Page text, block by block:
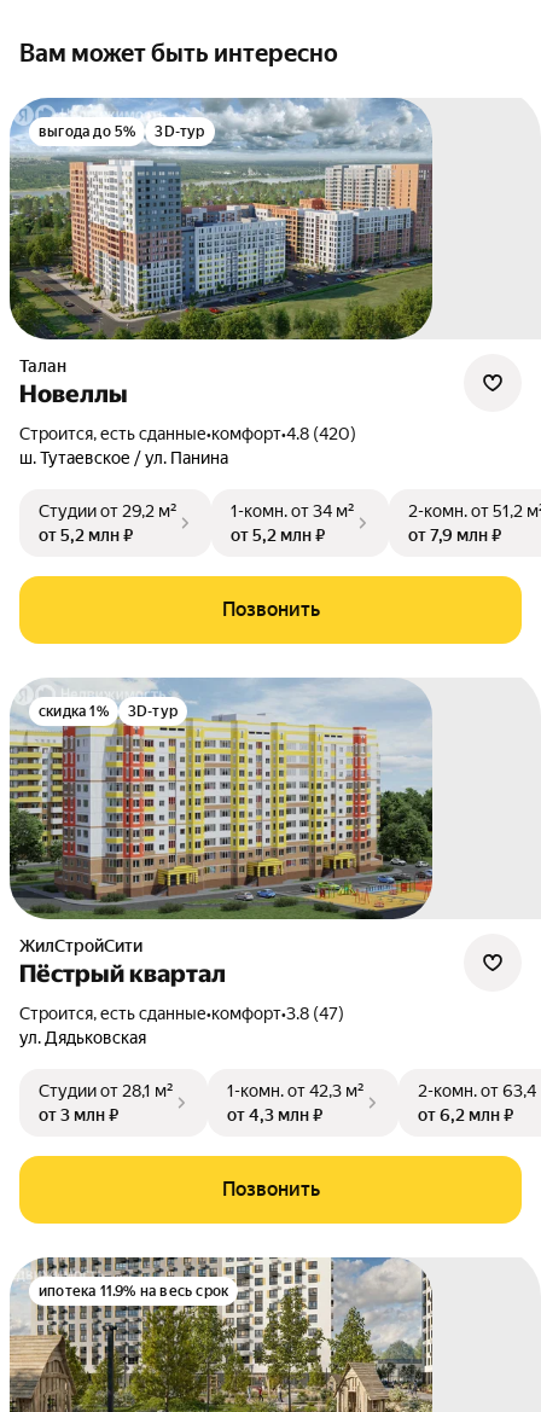
Вам может быть интересно
выгода до 5% 3D-тур
Талан
Новеллы
Строится, есть сданные•комфорт•4.8 (420)
ш. Тутаевское / ул. Панина
Студииот 29,2 м²
от 5,2 млн ₽
1-комн.от 34 м²
от 5,2 млн ₽
2-комн.от 51,2
от 7,9 млн ₽
Позвонить
скидка 1% 3D-тур
ЖилСтройСити
Пёстрый квартал
Строится, есть сданные•комфорт•3.8 (47)
ул. Дядьковская
Студииот 28,1 м²
от 3 млн ₽
1-комн.от 42,3 м²
от 4,3 млн ₽
2-комн.от 63,4
от 6,2 млн ₽
Позвонить
ипотека 11.9% на весь срок